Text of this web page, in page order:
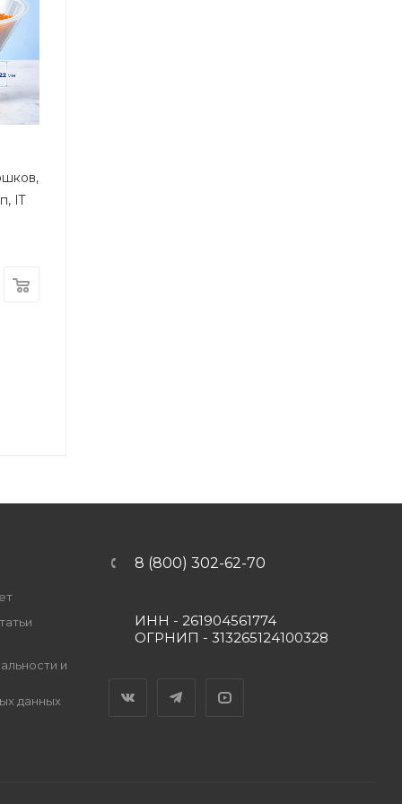
IT
и
данных
8 (800) 302-62-70
ИНН - 261904561774
ОГРНИП - 313265124100328